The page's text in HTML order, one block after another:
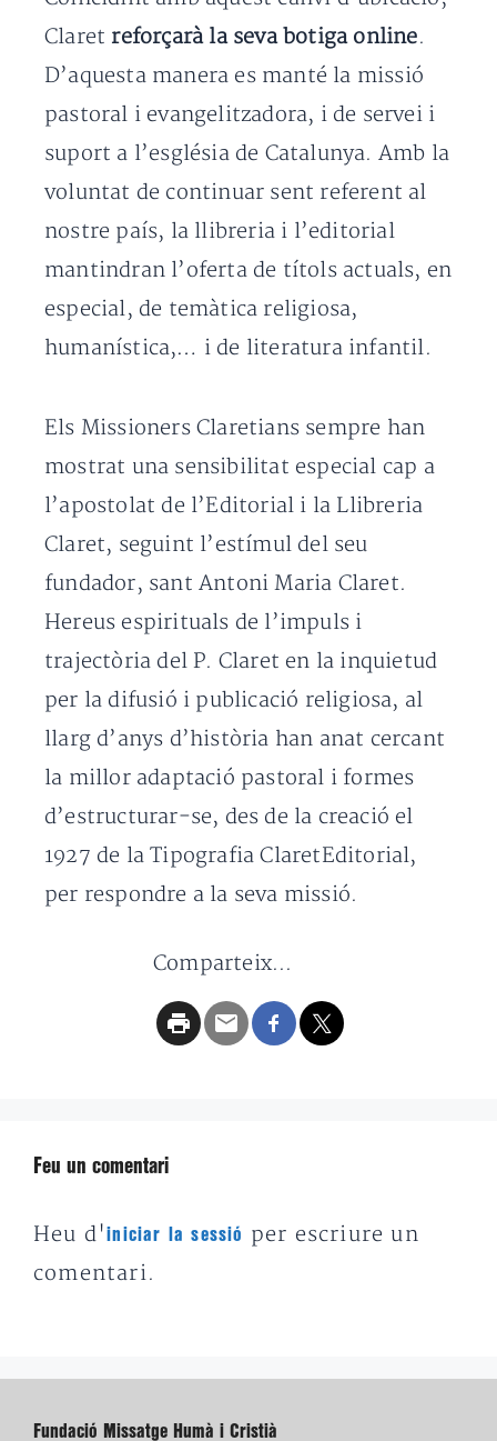
Claret reforçarà la seva botiga online.
D’aquesta manera es manté la missió
pastoral i evangelitzadora, i de servei i
suport a l’església de Catalunya. Amb la
voluntat de continuar sent referent al
nostre país, la llibreria i l’editorial
mantindran l’oferta de títols actuals, en
especial, de temàtica religiosa,
humanística,… i de literatura infantil.
Els Missioners Claretians sempre han
mostrat una sensibilitat especial cap a
l’apostolat de l’Editorial i la Llibreria
Claret, seguint l’estímul del seu
fundador, sant Antoni Maria Claret.
Hereus espirituals de l’impuls i
trajectòria del P. Claret en la inquietud
per la difusió i publicació religiosa, al
llarg d’anys d’història han anat cercant
la millor adaptació pastoral i formes
d’estructurar-se, des de la creació el
1927 de la Tipografia ClaretEditorial,
per respondre a la seva missió.
Comparteix...
Feu un comentari
Heu d'iniciar la sessió
per escriure un
comentari.
Fundació Missatge Humà i Cristià